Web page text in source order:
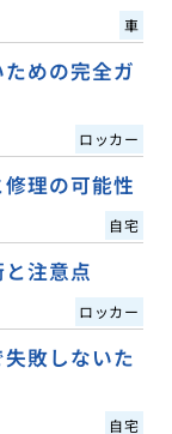
車
めの完全ガ
ロッカー
理の可能性
自宅
注意点
ロッカー
敗しないた
自宅